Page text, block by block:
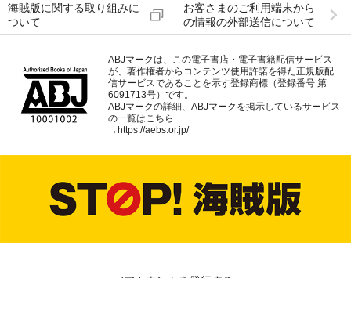
海賊版に関する取り組みに
ついて
お客さまのご利用端末から
の情報の外部送信について
ABJマークは、この電子書店・電子書籍配信サービス
が、著作権者からコンテンツ使用許諾を得た正規版配
信サービスであることを示す登録商標（登録番号 第
6091713号）です。
ABJマークの詳細、ABJマークを掲示しているサービス
の一覧はこちら
→https://aebs.or.jp/
dアカウントを発行する